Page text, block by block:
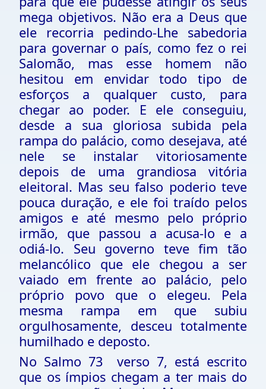
mega objetivos. Não era a Deus que
ele recorria pedindo-Lhe sabedoria
para governar o país, como fez o rei
Salomão, mas esse homem não
hesitou em envidar todo tipo de
esforços a qualquer custo, para
chegar ao poder. E ele conseguiu,
desde a sua gloriosa subida pela
rampa do palácio, como desejava, até
nele se instalar vitoriosamente
depois de uma grandiosa vitória
eleitoral. Mas seu falso poderio teve
pouca duração, e ele foi traído pelos
amigos e até mesmo pelo próprio
irmão, que passou a acusa-lo e a
odiá-lo. Seu governo teve fim tão
melancólico que ele chegou a ser
vaiado em frente ao palácio, pelo
próprio povo que o elegeu. Pela
mesma rampa em que subiu
orgulhosamente, desceu totalmente
humilhado e deposto.
No Salmo 73 verso 7, está escrito
que os ímpios chegam a ter mais do